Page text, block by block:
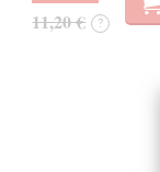
11,20 € ?